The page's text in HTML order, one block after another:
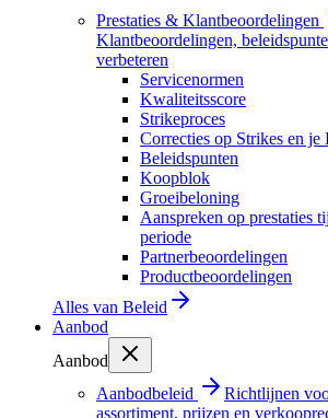
Prestaties & Klantbeoordelingen
Klantbeoordelingen,
verbeteren
Servicenormen
Kwaliteitsscore
Strikeproces
Correcties op Strikes en je
Beleidspunten
Koopblok
Groeibeloning
Aanspreken op prestaties
periode
Partnerbeoordelingen
Productbeoordelingen
Alles van Beleid
Aanbod
Aanbod
Aanbodbeleid
Richtlijnen
assortiment, prijzen en